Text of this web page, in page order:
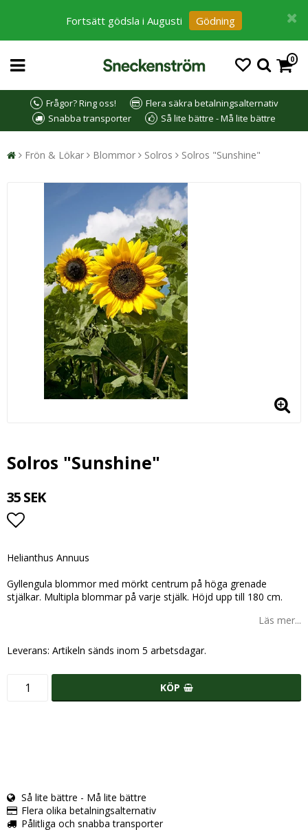
Fortsätt gödsla i Augusti Gödning
0
Frågor? Ring oss!
Flera säkra betalningsalternativ
Snabba transporter
Så lite bättre - Må lite bättre
Frön & Lökar Blommor Solros Solros "Sunshine"
Solros "Sunshine"
35 SEK
Helianthus Annuus
Gyllengula blommor med mörkt centrum på höga grenade
stjälkar. Multipla blommar på varje stjälk. Höjd upp till 180 cm.
Läs mer...
Leverans: Artikeln sänds inom 5 arbetsdagar.
KÖP
Så lite bättre - Må lite bättre
Flera olika betalningsalternativ
Pålitliga och snabba transporter